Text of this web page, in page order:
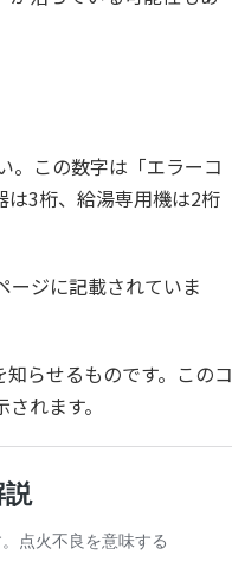
。この数字は「エラーコ
は3桁、給湯専用機は2桁
ージに記載されていま
らせるものです。このコ
れます。